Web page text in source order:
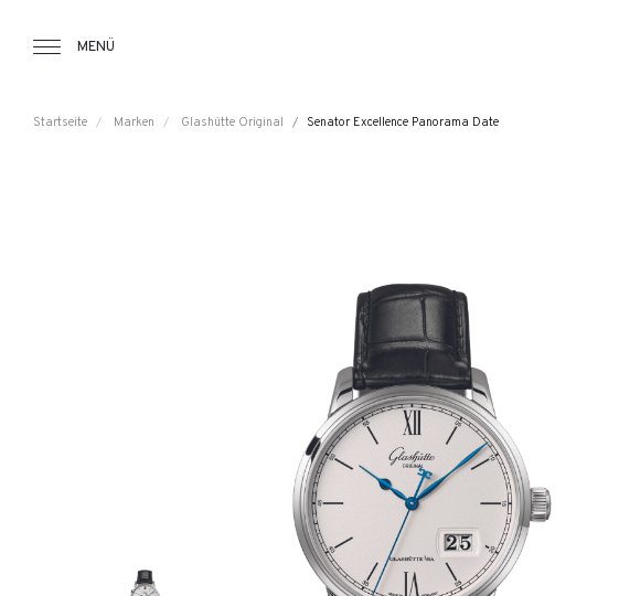
MENÜ
Startseite Marken Glashütte Original Senator Excellence Panorama Date